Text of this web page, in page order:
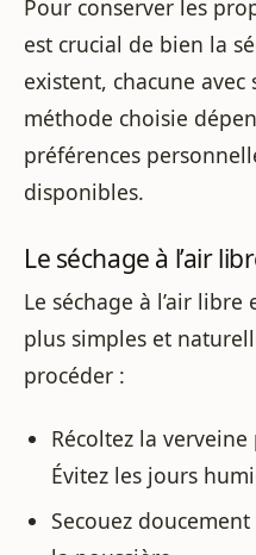
Pour conserver les
est crucial de bien la
existent, chacune avec
méthode choisie
préférences
disponibles.
Le séchage à l’air
Le séchage à l’air libre
plus simples et
procéder :
Récoltez la
Évitez les jours
Secouez